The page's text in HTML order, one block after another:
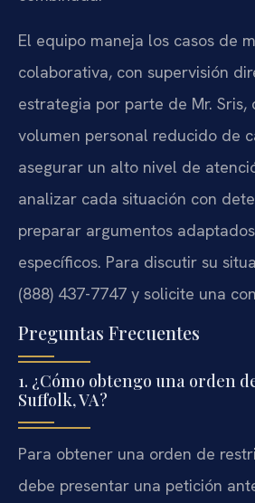
El equipo maneja los casos de
colaborativa, con supervisión
estrategia por parte de Mr. Sris,
volumen personal reducido de
asegurar un alto nivel de
analizar cada situación con
preparar argumentos
específicos. Para discutir su
(888) 437-7747 y solicite una
Preguntas Frecuentes
1. ¿Cómo obtengo una orden
Suffolk, VA?
Para obtener una orden de
debe presentar una petición